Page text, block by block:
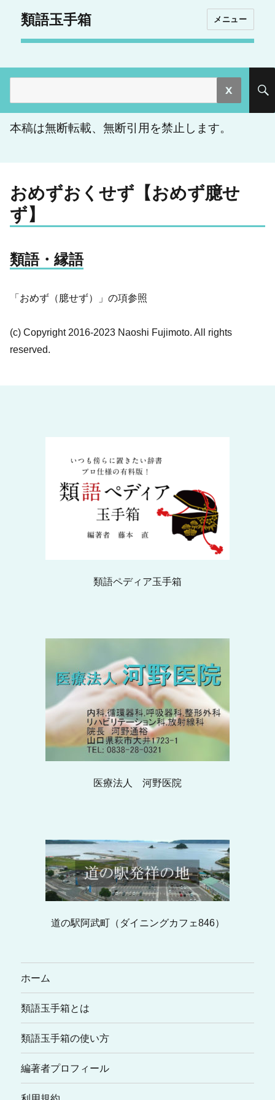
類語玉手箱 メニュー
索:
本稿は無断転載、無断引用を禁止します。
おめずおくせず【おめず臆せ
ず】
類語・縁語
「おめず（臆せず）」の項参照
(c) Copyright 2016-2023 Naoshi Fujimoto. All rights
reserved.
類語ペディア玉手箱
医療法人 河野医院
道の駅阿武町（ダイニングカフェ846）
ホーム
類語玉手箱とは
類語玉手箱の使い方
編著者プロフィール